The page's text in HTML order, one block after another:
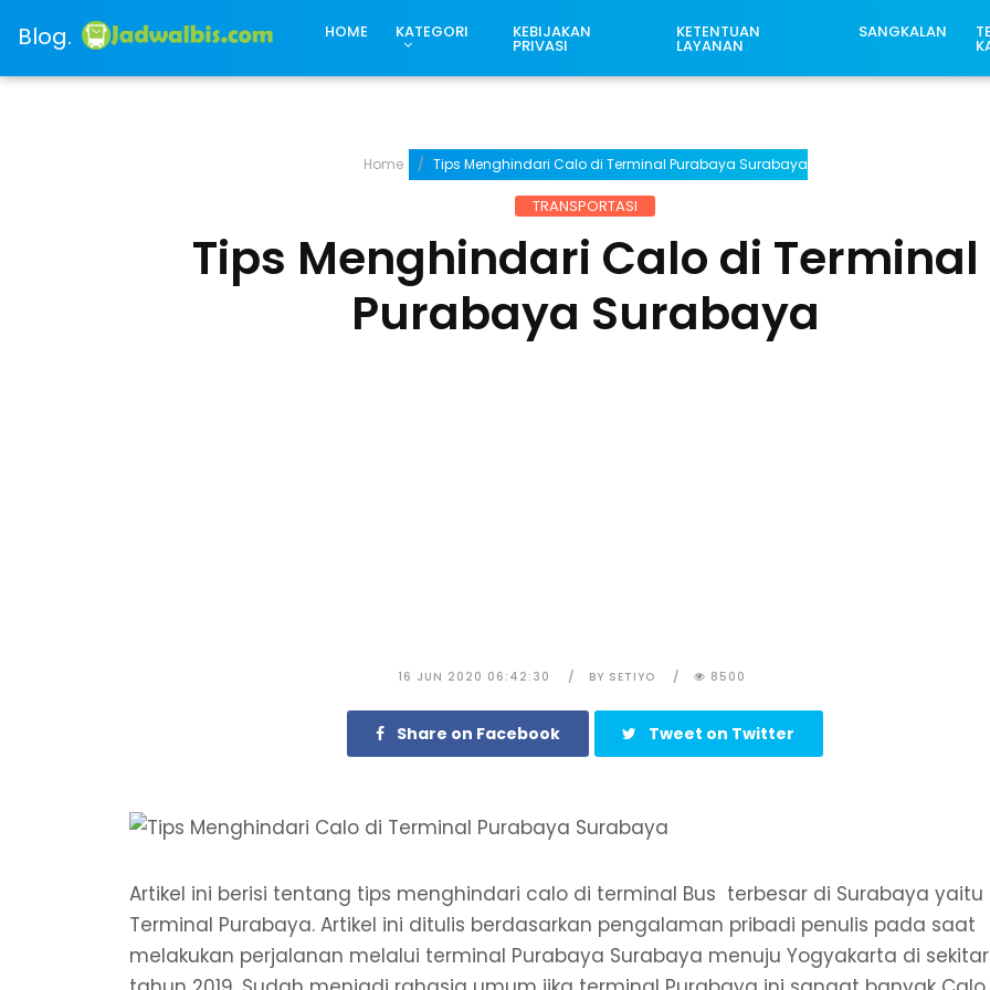
Blog. HOME KATEGORI KEBIJAKAN
PRIVASI
KETENTUAN
LAYANAN
SANGKALAN
Home Tips Menghindari Calo di Terminal Purabaya Surabaya
TRANSPORTASI
Tips Menghindari Calo di Terminal
Purabaya Surabaya
16 JUN 2020 06:42:30 BY SETIYO 8500
Share on Facebook Tweet on Twitter
Artikel ini berisi tentang tips menghindari calo di terminal Bus terbesar di Surabaya yaitu
Terminal Purabaya. Artikel ini ditulis berdasarkan pengalaman pribadi penulis pada saat
melakukan perjalanan melalui terminal Purabaya Surabaya menuju Yogyakarta di sekitar